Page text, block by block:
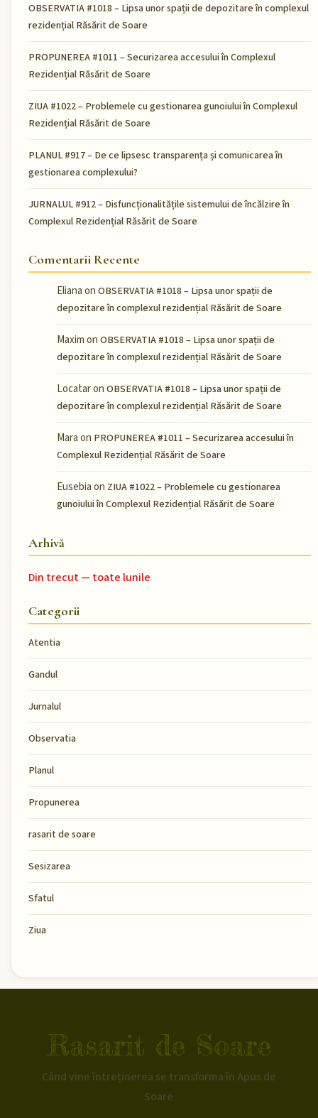
OBSERVATIA #1018 – Lipsa unor spații de depozitare în complexul
rezidențial Răsărit de Soare
PROPUNEREA #1011 – Securizarea accesului în Complexul
Rezidențial Răsărit de Soare
ZIUA #1022 – Problemele cu gestionarea gunoiului în Complexul
Rezidențial Răsărit de Soare
PLANUL #917 – De ce lipsesc transparența și comunicarea în
gestionarea complexului?
JURNALUL #912 – Disfuncționalitățile sistemului de încălzire în
Complexul Rezidențial Răsărit de Soare
Comentarii Recente
Elianaon OBSERVATIA #1018 – Lipsa unor spații de
depozitare în complexul rezidențial Răsărit de Soare
Maximon OBSERVATIA #1018 – Lipsa unor spații de
depozitare în complexul rezidențial Răsărit de Soare
Locataron OBSERVATIA #1018 – Lipsa unor spații de
depozitare în complexul rezidențial Răsărit de Soare
Maraon PROPUNEREA #1011 – Securizarea accesului în
Complexul Rezidențial Răsărit de Soare
Eusebiaon ZIUA #1022 – Problemele cu gestionarea
gunoiului în Complexul Rezidențial Răsărit de Soare
Arhivă
Din trecut — toate lunile
Categorii
Atentia
Gandul
Jurnalul
Observatia
Planul
Propunerea
rasarit de soare
Sesizarea
Sfatul
Ziua
Rasarit de Soare
Când vine întreținerea se transforma în Apus de
Soare